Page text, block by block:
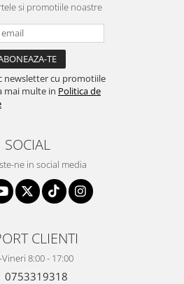
si promotiile noastre
newsletter cu promotiile
mai multe in Politica de
SOCIAL
ne in social media
CLIENTI
8:00 - 17:00
0753319318